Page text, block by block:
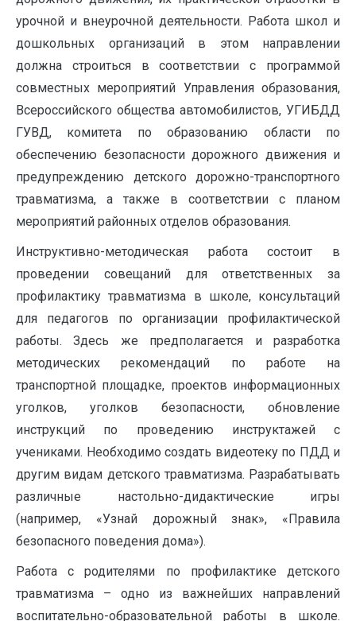
урочной и внеурочной деятельности. Работа школ и
дошкольных организаций в этом направлении
должна строиться в соответствии с программой
совместных мероприятий Управления образования,
Всероссийского общества автомобилистов, УГИБДД
ГУВД, комитета по образованию области по
обеспечению безопасности дорожного движения и
предупреждению детского дорожно-транспортного
травматизма, а также в соответствии с планом
мероприятий районных отделов образования.
Инструктивно-методическая работа состоит в
проведении совещаний для ответственных за
профилактику травматизма в школе, консультаций
для педагогов по организации профилактической
работы. Здесь же предполагается и разработка
методических рекомендаций по работе на
транспортной площадке, проектов информационных
уголков, уголков безопасности, обновление
инструкций по проведению инструктажей с
учениками. Необходимо создать видеотеку по ПДД и
другим видам детского травматизма. Разрабатывать
различные настольно-дидактические игры
(например, «Узнай дорожный знак», «Правила
безопасного поведения дома»).
Работа с родителями по профилактике детского
травматизма – одно из важнейших направлений
воспитательно-образовательной работы в школе.